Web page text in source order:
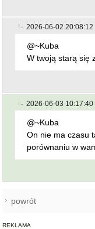
2026-06-02 20:08:12
@~Kuba
W twoją starą się
2026-06-03 10:17:40
@~Kuba
On nie ma czasu
porównaniu w
powrót
REKLAMA